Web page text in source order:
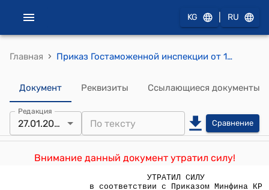
KG RU
Главная › Приказ Гостаможенной инспекции от 12 марта 2001 года № 15-11/179 "Об утверждении Положения о таможенном режиме уничтожения"
Документ Реквизиты Ссылающиеся документы
Редакция
27.01.2005 Сравнение
Внимание данный документ утратил силу!